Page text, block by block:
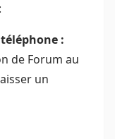
:
de Forum au
un